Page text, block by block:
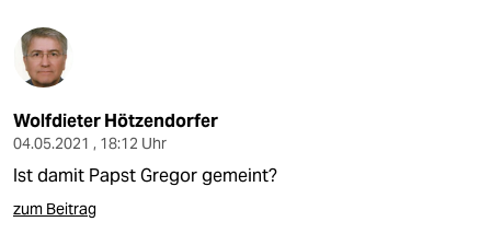
Wolfdieter Hötzendorfer
04.05.2021 , 18:12 Uhr
Ist damit Papst Gregor gemeint?
zum Beitrag